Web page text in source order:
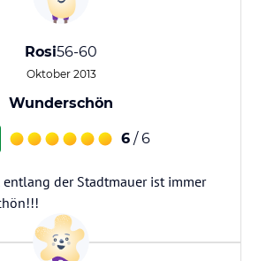
Rosi56-60
Oktober 2013
Wunderschön
6 / 6
entlang der Stadtmauer ist immer